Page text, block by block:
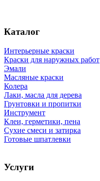
Каталог
Интерьерные краски
Краски для наружных работ
Эмали
Масляные краски
Колера
Лаки, масла для дерева
Грунтовки и пропитки
Инструмент
Клеи, герметики, пена
Сухие смеси и затирка
Готовые шпатлевки
Услуги